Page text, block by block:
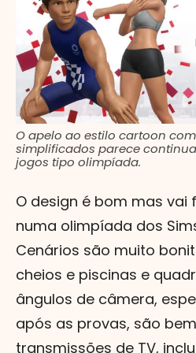
O apelo ao estilo cartoon
simplificados parece
jogos tipo olimpíada.
O design é bom mas vai
numa olimpíada dos
Cenários são muito
cheios e piscinas e
ângulos de câmera,
após as provas, são
transmissões de TV,